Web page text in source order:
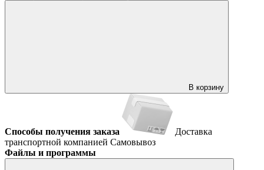
В корзину
Способы получения заказа
Доставка
транспортной компанией Самовывоз
Файлы и программы